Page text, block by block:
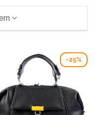
-25%